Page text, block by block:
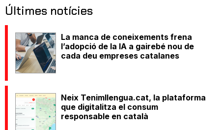
Últimes notícies
La manca de coneixements frena
l’adopció de la IA a gairebé nou de
cada deu empreses catalanes
Neix Tenimllengua.cat, la plataforma
que digitalitza el consum
responsable en català